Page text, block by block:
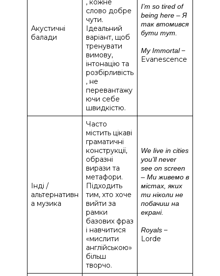
Акустичні
балади
, кожне
слово добре
чути.
Ідеальний
варіант, щоб
тренувати
вимову,
інтонацію та
розбірливість
, не
перевантажу
ючи себе
швидкістю.
I’m so tired of
being here – Я
так втомився
бути тут.
My Immortal–
Evanescence
Інді /
альтернативн
а музика
Часто
містить цікаві
граматичні
конструкції,
образні
вирази та
метафори.
Підходить
тим, хто хоче
вийти за
рамки
базових фраз
і навчитися
«мислити
англійською»
більш
творчо.
We live in cities
you’ll never
see on screen
– Ми живемо в
містах, яких
ти ніколи не
побачиш на
екрані.
Royals –
Lorde